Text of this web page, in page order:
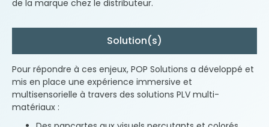
de la marque chez le distributeur.
Solution(s)
Pour répondre à ces enjeux, POP Solutions a développé et
mis en place une expérience immersive et
multisensorielle à travers des solutions PLV multi-
matériaux :